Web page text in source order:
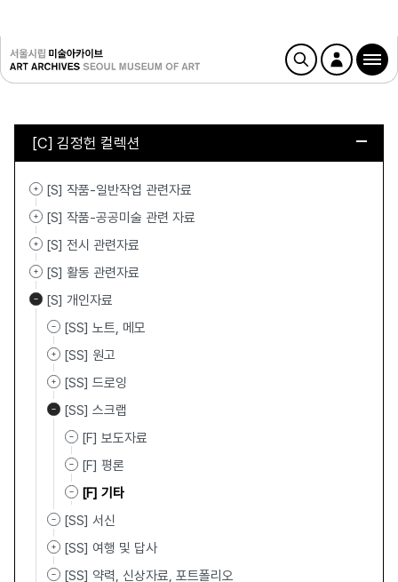
[C] 김정헌 컬렉션
[S] 작품-일반작업 관련자료
[S] 작품-공공미술 관련 자료
[S] 전시 관련자료
[S] 활동 관련자료
[S] 개인자료
[SS] 노트, 메모
[SS] 원고
[SS] 드로잉
[SS] 스크랩
[F] 보도자료
[F] 평론
[F] 기타
[SS] 서신
[SS] 여행 및 답사
[SS] 약력, 신상자료, 포트폴리오